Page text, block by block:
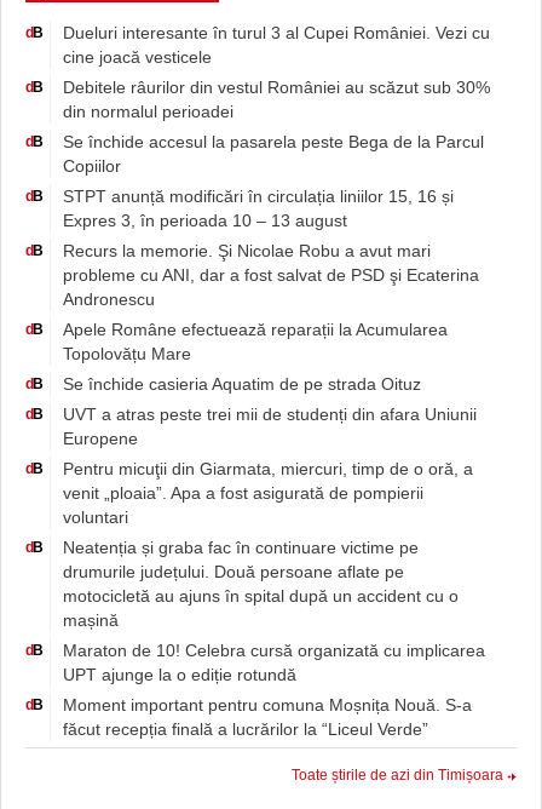
d B
Dueluri interesante în turul 3 al Cupei României. Vezi cu
cine joacă vesticele
d B
Debitele râurilor din vestul României au scăzut sub 30%
din normalul perioadei
d B
Se închide accesul la pasarela peste Bega de la Parcul
Copiilor
d B
STPT anunță modificări în circulația liniilor 15, 16 și
Expres 3, în perioada 10 – 13 august
d B
Recurs la memorie. Şi Nicolae Robu a avut mari
probleme cu ANI, dar a fost salvat de PSD şi Ecaterina
Andronescu
d B
Apele Române efectuează reparații la Acumularea
Topolovățu Mare
d B Se închide casieria Aquatim de pe strada Oituz
d B
UVT a atras peste trei mii de studenți din afara Uniunii
Europene
d B
Pentru micuţii din Giarmata, miercuri, timp de o oră, a
venit „ploaia”. Apa a fost asigurată de pompierii
voluntari
d B
Neatenția și graba fac în continuare victime pe
drumurile județului. Două persoane aflate pe
motocicletă au ajuns în spital după un accident cu o
mașină
d B
Maraton de 10! Celebra cursă organizată cu implicarea
UPT ajunge la o ediție rotundă
d B
Moment important pentru comuna Moșnița Nouă. S-a
făcut recepția finală a lucrărilor la “Liceul Verde”
Toate știrile de azi din Timișoara